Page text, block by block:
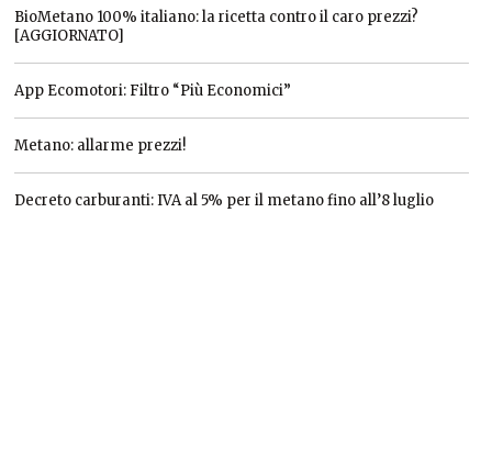
BioMetano 100% italiano: la ricetta contro il caro prezzi?
[AGGIORNATO]
App Ecomotori: Filtro “Più Economici”
Metano: allarme prezzi!
Decreto carburanti: IVA al 5% per il metano fino all’8 luglio